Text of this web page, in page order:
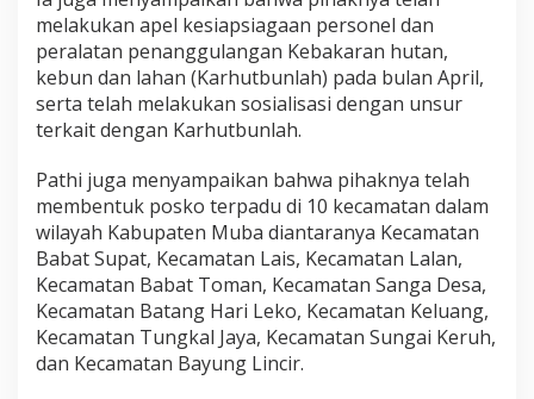
melakukan apel kesiapsiagaan personel dan
peralatan penanggulangan Kebakaran hutan,
kebun dan lahan (Karhutbunlah) pada bulan April,
serta telah melakukan sosialisasi dengan unsur
terkait dengan Karhutbunlah.
Pathi juga menyampaikan bahwa pihaknya telah
membentuk posko terpadu di 10 kecamatan dalam
wilayah Kabupaten Muba diantaranya Kecamatan
Babat Supat, Kecamatan Lais, Kecamatan Lalan,
Kecamatan Babat Toman, Kecamatan Sanga Desa,
Kecamatan Batang Hari Leko, Kecamatan Keluang,
Kecamatan Tungkal Jaya, Kecamatan Sungai Keruh,
dan Kecamatan Bayung Lincir.